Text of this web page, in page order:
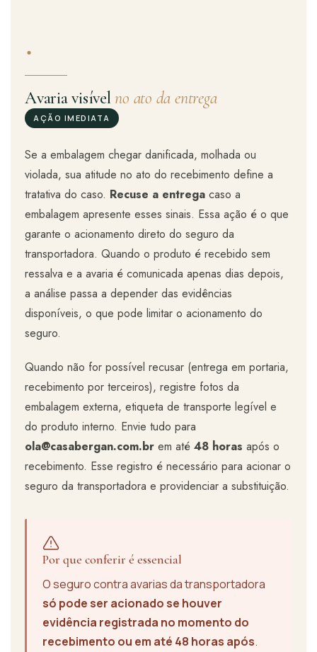
·
Avaria visível no ato da entrega
AÇÃO IMEDIATA
Se a embalagem chegar danificada, molhada ou
violada, sua atitude no ato do recebimento define a
tratativa do caso. Recuse a entrega caso a
embalagem apresente esses sinais. Essa ação é o que
garante o acionamento direto do seguro da
transportadora. Quando o produto é recebido sem
ressalva e a avaria é comunicada apenas dias depois,
a análise passa a depender das evidências
disponíveis, o que pode limitar o acionamento do
seguro.
Quando não for possível recusar (entrega em portaria,
recebimento por terceiros), registre fotos da
embalagem externa, etiqueta de transporte legível e
do produto interno. Envie tudo para
ola@casabergan.com.br em até 48 horas após o
recebimento. Esse registro é necessário para acionar o
seguro da transportadora e providenciar a substituição.
Por que conferir é essencial
O seguro contra avarias da transportadora
só pode ser acionado se houver
evidência registrada no momento do
recebimento ou em até 48 horas após.